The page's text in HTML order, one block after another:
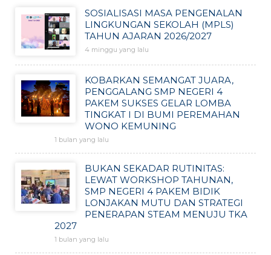
SOSIALISASI MASA PENGENALAN
LINGKUNGAN SEKOLAH (MPLS)
TAHUN AJARAN 2026/2027
4 minggu yang lalu
KOBARKAN SEMANGAT JUARA,
PENGGALANG SMP NEGERI 4
PAKEM SUKSES GELAR LOMBA
TINGKAT I DI BUMI PEREMAHAN
WONO KEMUNING
1 bulan yang lalu
BUKAN SEKADAR RUTINITAS:
LEWAT WORKSHOP TAHUNAN,
SMP NEGERI 4 PAKEM BIDIK
LONJAKAN MUTU DAN STRATEGI
PENERAPAN STEAM MENUJU TKA
2027
1 bulan yang lalu